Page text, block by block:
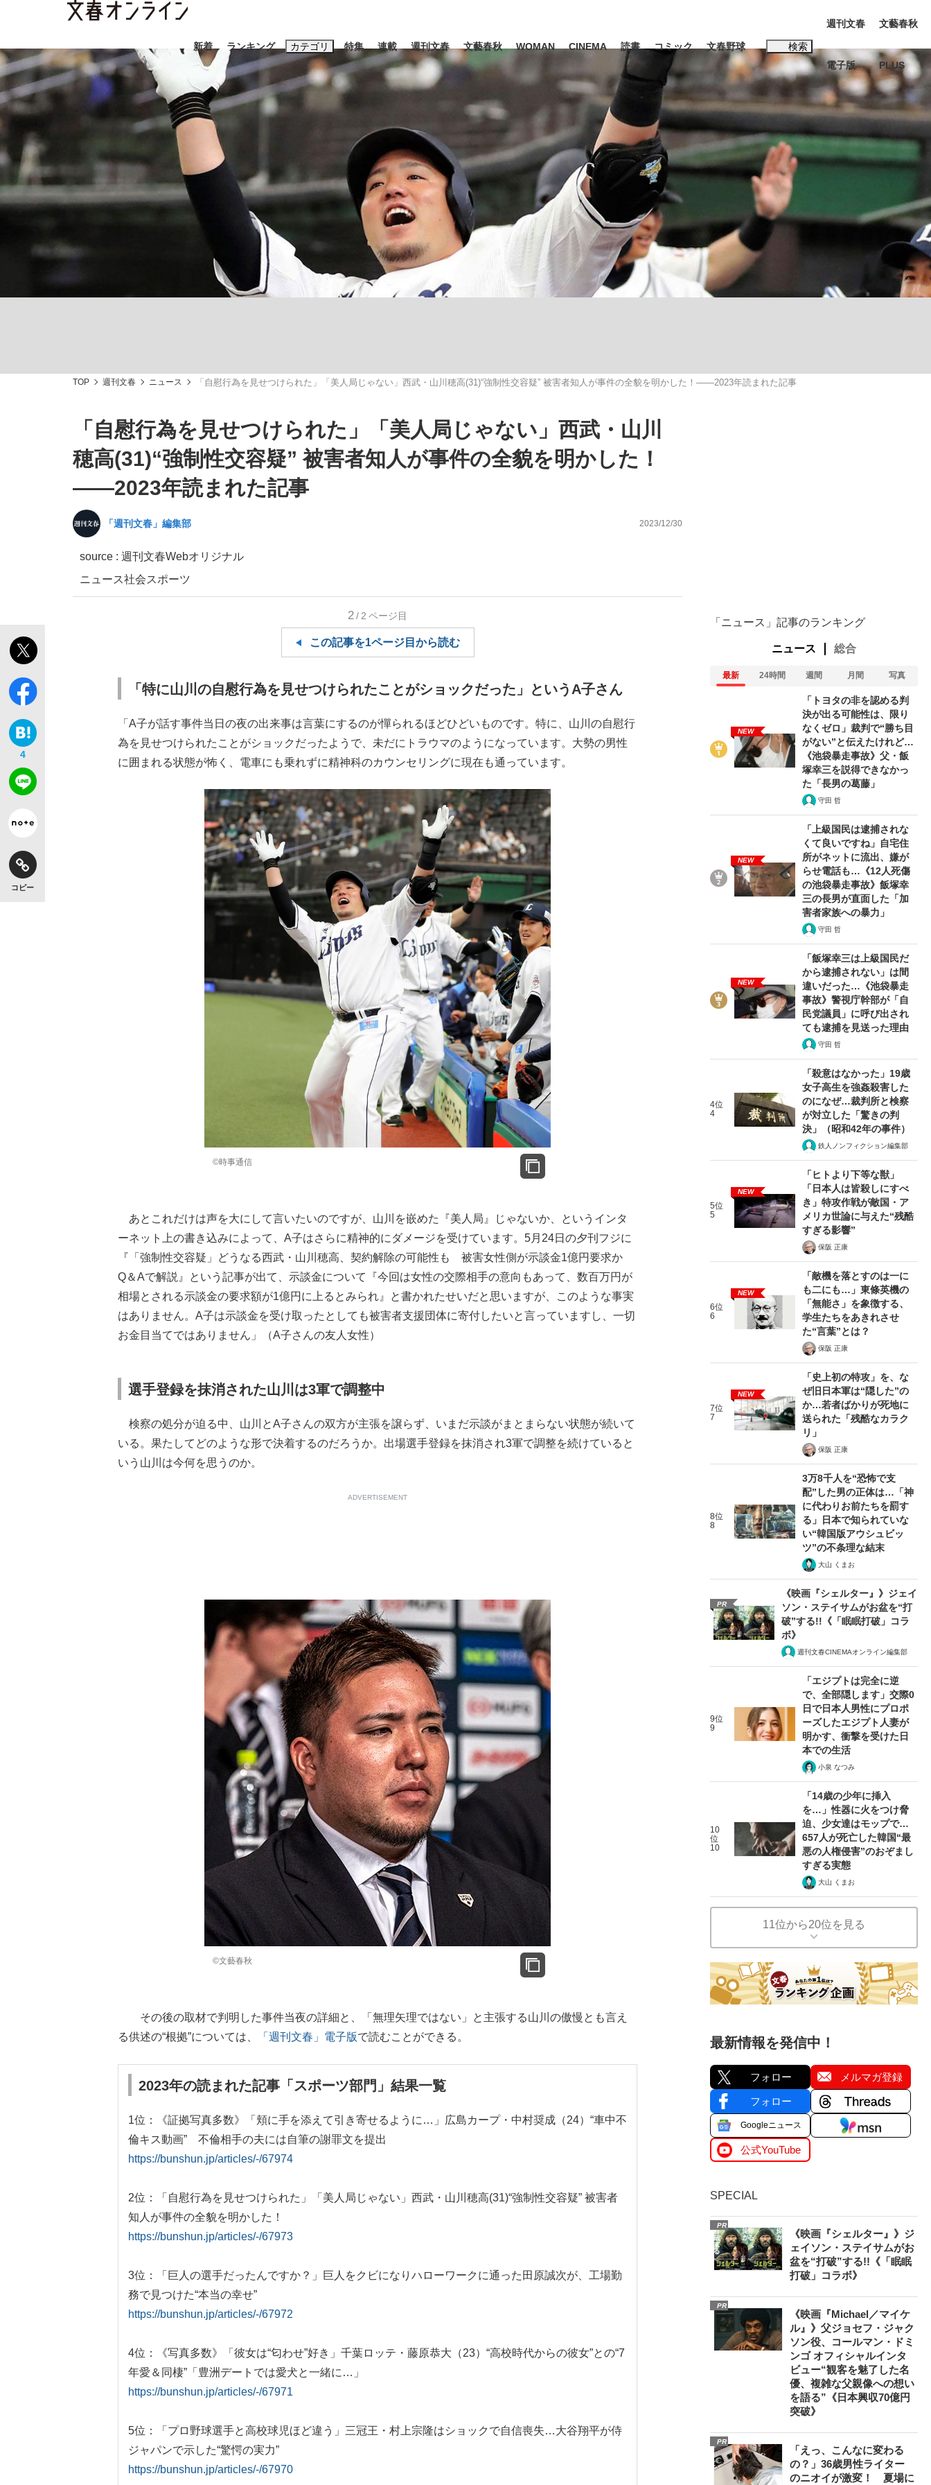
新着 ランキング カテゴリ
スクープ ニュース エンタメ ビジネス インタビュー 読書
《BTS厳戒トーキョー滞在記》RM→渋谷で飲み会、JIN→伊豆の... 「90%は失敗する。でも…」本田圭佑が初めて明かした日本代表監督に...
「最悪の空気のまま解散」WBC日本代表“敗戦”の真実 選手が明かす... 「敗因分析は一切聞かれなかった」侍ジャパン選手が証言した“NPB聞...
もっと見る
特集
日本生まれのK-POPアイドルたち
私のあのとき、私のいま
もっと見る
連載 週刊文春 文藝春秋 WOMAN CINEMA 読書 コミック 文春野球 検索
キーワード入力
おすすめのキーワードタグ一覧
#藤田晋 #高市早苗 #後藤真希 #森岡毅 #城彰二 #内田有紀
#松田聖子
#玉木雄一郎
#亀和田武
週刊文春
電子版
文藝春秋
PLUS
TOP 週刊文春 ニュース 「自慰行為を見せつけられた」「美人局じゃない」西武・山川穂高(31)“強制性交容疑” 被害者知人が事件の全貌を明かした！――2023年読まれた記事
「自慰行為を見せつけられた」「美人局じゃない」西武・山川
穂高(31)“強制性交容疑” 被害者知人が事件の全貌を明かした！
――2023年読まれた記事
「週刊文春」編集部 2023/12/30
source : 週刊文春Webオリジナル
ニュース社会スポーツ
4
コピー
2/2 ページ目
この記事を1ページ目から読む
「特に山川の自慰行為を見せつけられたことがショックだった」というA子さん
「A子が話す事件当日の夜の出来事は言葉にするのが憚られるほどひどいものです。特に、山川の自慰行
為を見せつけられたことがショックだったようで、未だにトラウマのようになっています。大勢の男性
に囲まれる状態が怖く、電車にも乗れずに精神科のカウンセリングに現在も通っています。
©時事通信
あとこれだけは声を大にして言いたいのですが、山川を嵌めた『美人局』じゃないか、というインタ
ーネット上の書き込みによって、A子はさらに精神的にダメージを受けています。5月24日の夕刊フジに
『「強制性交容疑」どうなる西武・山川穂高、契約解除の可能性も 被害女性側が示談金1億円要求か
Q＆Aで解説』という記事が出て、示談金について『今回は女性の交際相手の意向もあって、数百万円が
相場とされる示談金の要求額が1億円に上るとみられ』と書かれたせいだと思いますが、このような事実
はありません。A子は示談金を受け取ったとしても被害者支援団体に寄付したいと言っていますし、一切
お金目当てではありません」（A子さんの友人女性）
選手登録を抹消された山川は3軍で調整中
検察の処分が迫る中、山川とA子さんの双方が主張を譲らず、いまだ示談がまとまらない状態が続いて
いる。果たしてどのような形で決着するのだろうか。出場選手登録を抹消され3軍で調整を続けていると
いう山川は今何を思うのか。
ADVERTISEMENT
©文藝春秋
その後の取材で判明した事件当夜の詳細と、「無理矢理ではない」と主張する山川の傲慢とも言え
る供述の“根拠”については、
「週刊文春」電子版で読むことができる。
2023年の読まれた記事「スポーツ部門」結果一覧
1位：《証拠写真多数》「頬に手を添えて引き寄せるように…」広島カープ・中村奨成（24）“車中不
倫キス動画” 不倫相手の夫には自筆の謝罪文を提出
https://bunshun.jp/articles/-/67974
2位：「自慰行為を見せつけられた」「美人局じゃない」西武・山川穂高(31)“強制性交容疑” 被害者
知人が事件の全貌を明かした！
https://bunshun.jp/articles/-/67973
3位：「巨人の選手だったんですか？」巨人をクビになりハローワークに通った田原誠次が、工場勤
務で見つけた“本当の幸せ”
https://bunshun.jp/articles/-/67972
4位：《写真多数》「彼女は“匂わせ”好き」千葉ロッテ・藤原恭大（23）“高校時代からの彼女”との“7
年愛＆同棲”「豊洲デートでは愛犬と一緒に…」
https://bunshun.jp/articles/-/67971
5位：「プロ野球選手と高校球児ほど違う」三冠王・村上宗隆はショックで自信喪失…大谷翔平が侍
ジャパンで示した“驚愕の実力”
https://bunshun.jp/articles/-/67970
「ニュース」記事のランキング
ニュース 総合
最新 24時間 週間 月間 写真
NEW
「トヨタの非を認める判
決が出る可能性は、限り
なくゼロ」裁判で“勝ち目
がない”と伝えたけれど…
《池袋暴走事故》父・飯
塚幸三を説得できなかっ
た「長男の葛藤」
守田 哲
NEW
「上級国民は逮捕されな
くて良いですね」自宅住
所がネットに流出、嫌が
らせ電話も…《12人死傷
の池袋暴走事故》飯塚幸
三の長男が直面した「加
害者家族への暴力」
守田 哲
NEW
「飯塚幸三は上級国民だ
から逮捕されない」は間
違いだった…《池袋暴走
事故》警視庁幹部が「自
民党議員」に呼び出され
ても逮捕を見送った理由
守田 哲
4位
4
「殺意はなかった」19歳
女子高生を強姦殺害した
のになぜ…裁判所と検察
が対立した「驚きの判
決」（昭和42年の事件）
鉄人ノンフィクション編集部
5位
5
NEW
「ヒトより下等な獣」
「日本人は皆殺しにすべ
き」特攻作戦が敵国・ア
メリカ世論に与えた“残酷
すぎる影響”
保阪 正康
6位
6
NEW
「敵機を落とすのは一に
も二にも…」東條英機の
「無能さ」を象徴する、
学生たちをあきれさせ
た“言葉”とは？
保阪 正康
7位
7
NEW
「史上初の特攻」を、な
ぜ旧日本軍は“隠した”の
か…若者ばかりが死地に
送られた「残酷なカラク
リ」
保阪 正康
8位
8
3万8千人を“恐怖で支
配”した男の正体は…「神
に代わりお前たちを罰す
る」日本で知られていな
い“韓国版アウシュビッ
ツ”の不条理な結末
大山 くまお
PR
《映画『シェルター』》ジェイ
ソン・ステイサムがお盆を“打
破”する!!《「眠眠打破」コラ
ボ》
週刊文春CINEMAオンライン編集部
9位
9
「エジプトは完全に逆
で、全部隠します」交際0
日で日本人男性にプロポ
ーズしたエジプト人妻が
明かす、衝撃を受けた日
本での生活
小泉 なつみ
10
位
10
「14歳の少年に挿入
を…」性器に火をつけ脅
迫、少女達はモップで…
657人が死亡した韓国“最
悪の人権侵害”のおぞまし
すぎる実態
大山 くまお
11位から20位を見る
最新情報を発信中！
フォロー メルマガ登録
フォロー
Googleニュース
公式YouTube
SPECIAL
PR
《映画『シェルター』》ジ
ェイソン・ステイサムがお
盆を“打破”する!!《「眠眠
打破」コラボ》
PR
《映画『Michael／マイケ
ル』》父ジョセフ・ジャク
ソン役、コールマン・ドミ
ンゴ オフィシャルインタ
ビュー“観客を魅了した名
優、複雑な父親像への想い
を語る”《日本興収70億円
突破》
PR
「えっ、こんなに変わる
の？」36歳男性ライター
のニオイが激変！ 夏場に